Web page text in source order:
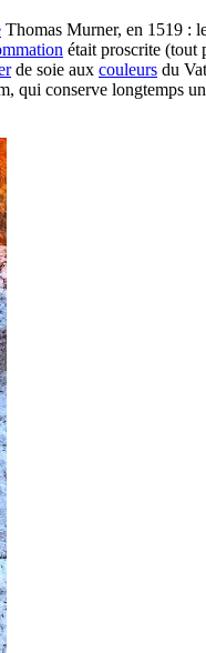
Thomas Murner, en 1519 :
était proscrite (tout
de soie aux couleurs du
qui conserve longtemps